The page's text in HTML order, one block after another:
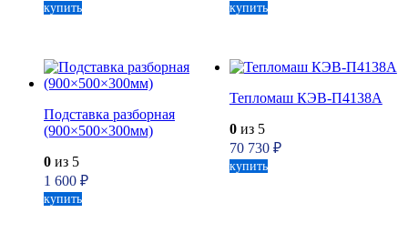
купить купить
Подставка разборная
(900×500×300мм)
0 из 5
1 600 ₽
купить
Тепломаш КЭВ-П4138А
0из 5
70 730 ₽
купить